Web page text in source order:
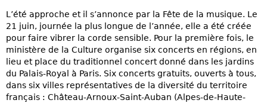
L’été approche et il s’annonce par la Fête de la musique. Le
21 juin, journée la plus longue de l’année, elle a été créée
pour faire vibrer la corde sensible. Pour la première fois, le
ministère de la Culture organise six concerts en régions, en
lieu et place du traditionnel concert donné dans les jardins
du Palais-Royal à Paris. Six concerts gratuits, ouverts à tous,
dans six villes représentatives de la diversité du territoire
français : Château-Arnoux-Saint-Auban (Alpes-de-Haute-